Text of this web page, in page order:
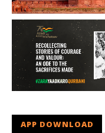
APP DOWNLOAD